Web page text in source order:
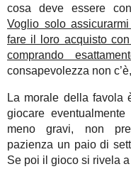
cosa deve essere
Voglio solo
fare il loro acquisto
comprando
consapevolezza non
La morale della favola
giocare
meno gravi, non
pazienza un paio di
Se poi il gioco si rivela